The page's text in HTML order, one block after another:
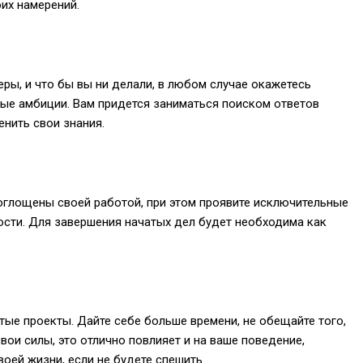
намерений.
и что бы вы ни делали, в любом случае окажетесь
амбиции. Вам придется заниматься поиском ответов
свои знания.
своей работой, при этом проявите исключительные
Для завершения начатых дел будет необходима как
проекты. Дайте себе больше времени, не обещайте того,
силы, это отлично повлияет и на ваше поведение,
жизни, если не будете спешить.